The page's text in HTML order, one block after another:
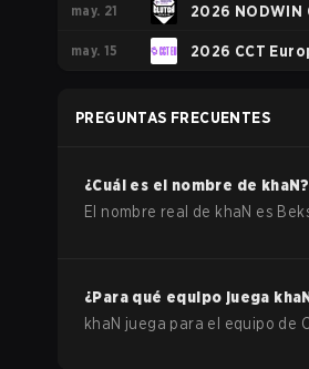
Europe
may. 21 2026
may. 15 2026 CCT
PREGUNTAS FRECUENTES
¿Cuál es el nombre de khaN?
El nombre real de khaN es
¿Para qué equipo juega
khaN juega para el equipo de